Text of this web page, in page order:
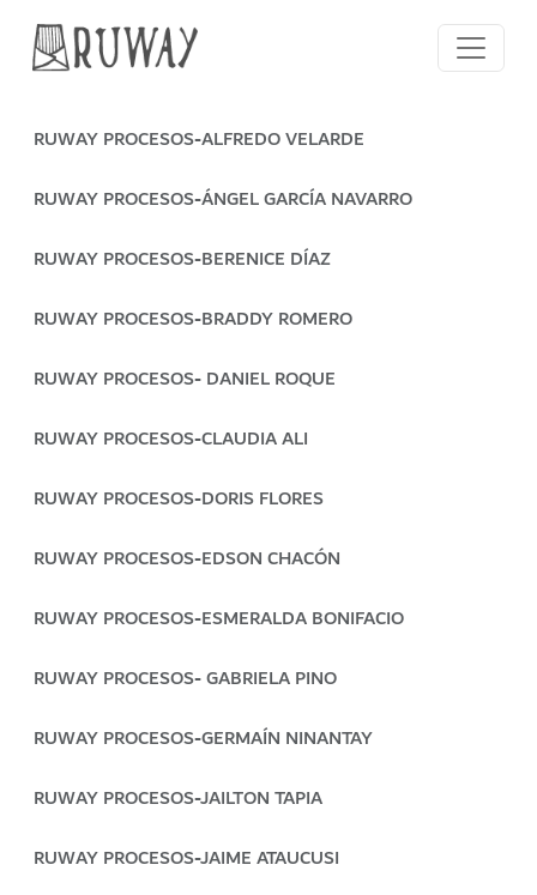
RUWAY PROCESOS-ALFREDO VELARDE
RUWAY PROCESOS-ÁNGEL GARCÍA NAVARRO
RUWAY PROCESOS-BERENICE DÍAZ
RUWAY PROCESOS-BRADDY ROMERO
RUWAY PROCESOS- DANIEL ROQUE
RUWAY PROCESOS-CLAUDIA ALI
RUWAY PROCESOS-DORIS FLORES
RUWAY PROCESOS-EDSON CHACÓN
RUWAY PROCESOS-ESMERALDA BONIFACIO
RUWAY PROCESOS- GABRIELA PINO
RUWAY PROCESOS-GERMAÍN NINANTAY
RUWAY PROCESOS-JAILTON TAPIA
RUWAY PROCESOS-JAIME ATAUCUSI